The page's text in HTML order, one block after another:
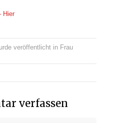
Hier
veröffentlicht in Frau
verfassen